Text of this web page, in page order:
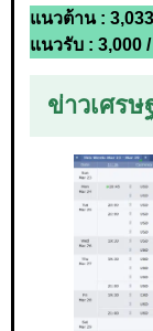
แนวต้าน :
แนวรับ : 3,000
ข่าวเศร